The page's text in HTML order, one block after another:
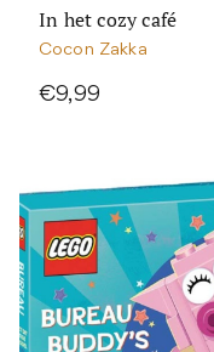
In het cozy café
Cocon Zakka
€9,99